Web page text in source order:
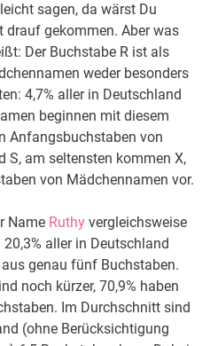
sagen, da wärst Du
gekommen. Aber was
Der Buchstabe R ist als
weder besonders
4,7% aller in Deutschland
beginnen mit diesem
Anfangsbuchstaben von
S, am seltensten kommen X,
von Mädchennamen vor.
Name Ruthy vergleichsweise
aller in Deutschland
genau fünf Buchstaben.
noch kürzer, 70,9% haben
Im Durchschnitt sind
(ohne Berücksichtigung